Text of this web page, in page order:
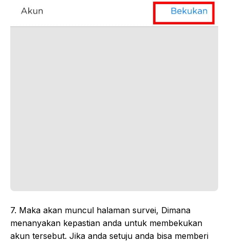
7. Maka akan muncul halaman survei, Dimana
menanyakan kepastian anda untuk membekukan
akun tersebut. Jika anda setuju anda bisa memberi